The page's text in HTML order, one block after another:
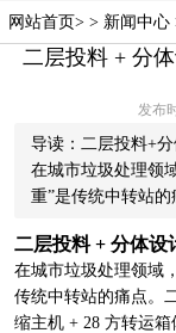
网站首页> > 新闻中心
二层投料 + 分
发布
导读：二层投料+
在城市垃圾处理领
重”是传统中转站
二层投料 + 分体设
在城市垃圾处理领域
传统中转站的痛点。
缩主机 + 28 方转运